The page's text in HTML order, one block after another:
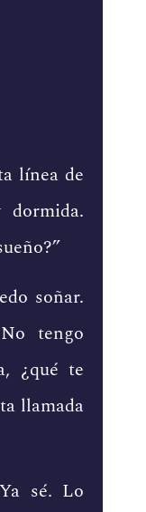
línea de
dormida.
soñar.
tengo
¿qué te
llamada
sé. Lo